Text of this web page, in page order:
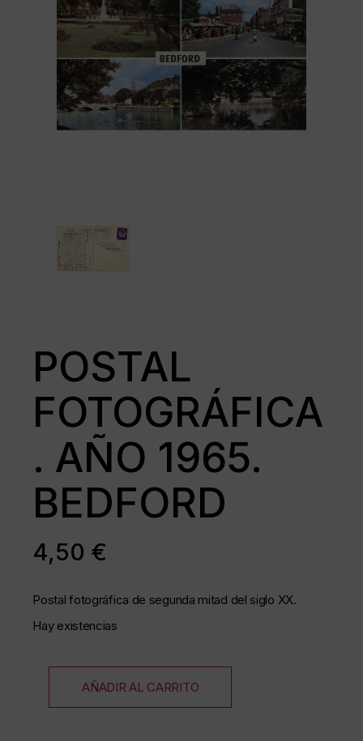
POSTAL
FOTOGRÁFICA
. AÑO 1965.
BEDFORD
4,50€
Postal fotográfica de segunda mitad del siglo XX.
Hay existencias
AÑADIR AL CARRITO